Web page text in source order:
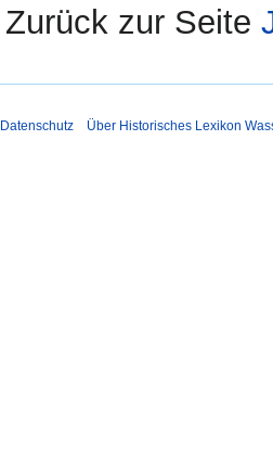
Zurück zur Seite
Datenschutz Über Historisches Lexikon